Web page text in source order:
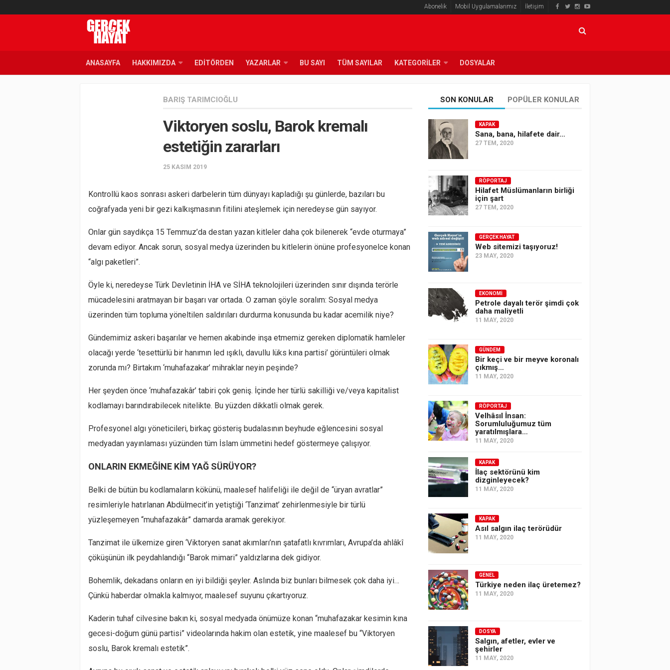
Abonelik Mobil Uygulamalarımız İletişim
ANASAYFA HAKKIMIZDA EDITÖRDEN YAZARLAR BU SAYI TÜM SAYILAR KATEGORILER DOSYALAR
BARIŞ TARIMCIOĞLU
Viktoryen soslu, Barok kremalı
estetiğin zararları
25 KASIM 2019
Kontrollü kaos sonrası askeri darbelerin tüm dünyayı kapladığı şu günlerde, bazıları bu
coğrafyada yeni bir gezi kalkışmasının fitilini ateşlemek için neredeyse gün sayıyor.
Onlar gün saydıkça 15 Temmuz’da destan yazan kitleler daha çok bilenerek “evde oturmaya”
devam ediyor. Ancak sorun, sosyal medya üzerinden bu kitlelerin önüne profesyonelce konan
“algı paketleri”.
Öyle ki, neredeyse Türk Devletinin İHA ve SİHA teknolojileri üzerinden sınır dışında terörle
mücadelesini aratmayan bir başarı var ortada. O zaman şöyle soralım: Sosyal medya
üzerinden tüm topluma yöneltilen saldırıları durdurma konusunda bu kadar acemilik niye?
Gündemimiz askeri başarılar ve hemen akabinde inşa etmemiz gereken diplomatik hamleler
olacağı yerde ‘tesettürlü bir hanımın led ışıklı, davullu lüks kına partisi’ görüntüleri olmak
zorunda mı? Birtakım ‘muhafazakar’ mihraklar neyin peşinde?
Her şeyden önce ‘muhafazakâr’ tabiri çok geniş. İçinde her türlü sakilliği ve/veya kapitalist
kodlamayı barındırabilecek nitelikte. Bu yüzden dikkatli olmak gerek.
Profesyonel algı yöneticileri, birkaç gösteriş budalasının beyhude eğlencesini sosyal
medyadan yayınlaması yüzünden tüm İslam ümmetini hedef göstermeye çalışıyor.
ONLARIN EKMEĞİNE KİM YAĞ SÜRÜYOR?
Belki de bütün bu kodlamaların kökünü, maalesef halifeliği ile değil de “üryan avratlar”
resimleriyle hatırlanan Abdülmecit’in yetiştiği ‘Tanzimat’ zehirlenmesiyle bir türlü
yüzleşemeyen “muhafazakâr” damarda aramak gerekiyor.
Tanzimat ile ülkemize giren ‘Viktoryen sanat akımları’nın şatafatlı kıvrımları, Avrupa’da ahlâkî
çöküşünün ilk peydahlandığı “Barok mimari” yaldızlarına dek gidiyor.
Bohemlik, dekadans onların en iyi bildiği şeyler. Aslında biz bunları bilmesek çok daha iyi…
Çünkü haberdar olmakla kalmıyor, maalesef suyunu çıkartıyoruz.
Kaderin tuhaf cilvesine bakın ki, sosyal medyada önümüze konan “muhafazakar kesimin kına
gecesi-doğum günü partisi” videolarında hakim olan estetik, yine maalesef bu “Viktoryen
soslu, Barok kremalı estetik”.
SON KONULAR POPÜLER KONULAR
KAPAK
Sana, bana, hilafete dair…
27 TEM, 2020
RÖPORTAJ
Hilafet Müslümanların birliği
için şart
27 TEM, 2020
GERÇEK HAYAT
Web sitemizi taşıyoruz!
23 MAY, 2020
EKONOMI
Petrole dayalı terör şimdi çok
daha maliyetli
11 MAY, 2020
GÜNDEM
Bir keçi ve bir meyve koronalı
çıkmış…
11 MAY, 2020
RÖPORTAJ
Velhâsıl İnsan:
Sorumluluğumuz tüm
yaratılmışlara…
11 MAY, 2020
KAPAK
İlaç sektörünü kim
dizginleyecek?
11 MAY, 2020
KAPAK
Asıl salgın ilaç terörüdür
11 MAY, 2020
GENEL
Türkiye neden ilaç üretemez?
11 MAY, 2020
DOSYA
Salgın, afetler, evler ve
şehirler
11 MAY, 2020